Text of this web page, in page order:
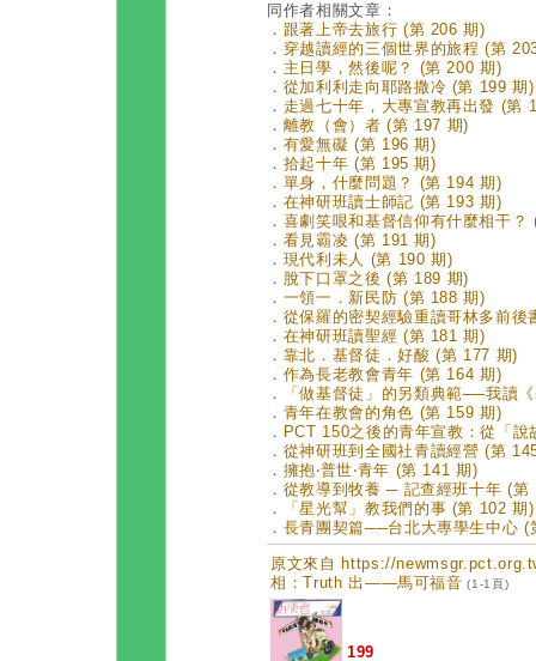
同作者相關文章：
． 跟著上帝去旅行 (第 206 期)
． 穿越讀經的三個世界的旅程 (第
． 主日學，然後呢？ (第 200 期)
． 從加利利走向耶路撒冷 (第 199 期)
． 走過七十年，大專宣教再出發 (第
． 離教（會）者 (第 197 期)
． 有愛無礙 (第 196 期)
． 拾起十年 (第 195 期)
． 單身，什麼問題？ (第 194 期)
． 在神研班讀士師記 (第 193 期)
． 喜劇笑哏和基督信仰有什麼相干？
． 看見霸凌 (第 191 期)
． 現代利未人 (第 190 期)
． 脫下口罩之後 (第 189 期)
． 一領一．新民防 (第 188 期)
． 從保羅的密契經驗重讀哥林多前後
． 在神研班讀聖經 (第 181 期)
． 靠北．基督徒．好酸 (第 177 期)
． 作為長老教會青年 (第 164 期)
．
「做基督徒」的另類典範──我讀
． 青年在教會的角色 (第 159 期)
． PCT 150之後的青年宣教：從「
． 從神研班到全國社青讀經營 (第
． 擁抱‧普世‧青年 (第 141 期)
． 從教導到牧養 ─ 記查經班十年 (第
．
「星光幫」教我們的事 (第 102 期)
． 長青團契篇──台北大專學生中心 (
原文來自 https://
相：Truth 出——馬可福音 (1-1頁)
199